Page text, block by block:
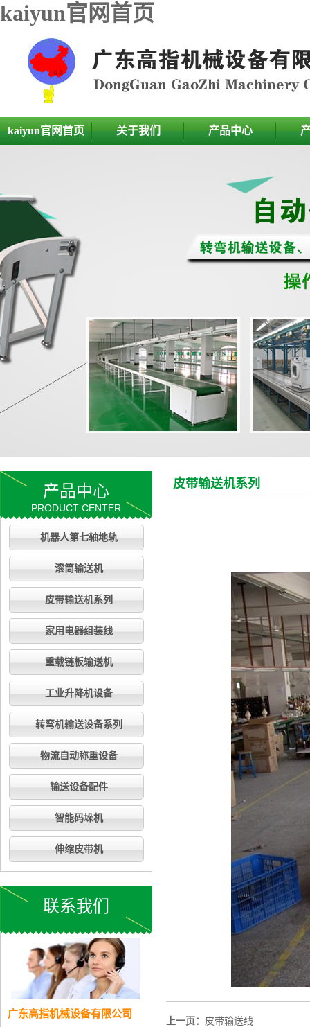
kaiyun官网首页
kaiyun官网首页 关于我们 产品中心
产品中心
PRODUCT CENTER
机器人第七轴地轨
滚筒输送机
皮带输送机系列
家用电器组装线
重载链板输送机
工业升降机设备
转弯机输送设备系列
物流自动称重设备
输送设备配件
智能码垛机
伸缩皮带机
联系我们
广东高指机械设备有限公司
皮带输送机系列
上一页： 皮带输送线